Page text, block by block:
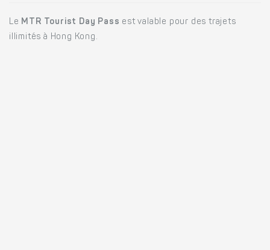
Le MTR Tourist Day Pass est valable pour des trajets
illimités à Hong Kong.